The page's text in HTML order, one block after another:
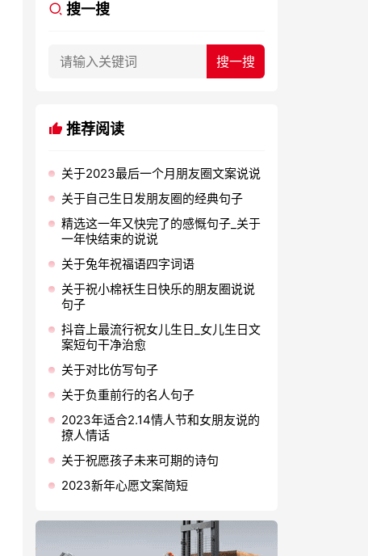
搜一搜
推荐阅读
关于2023最后一个月朋友圈文案说说
关于自己生日发朋友圈的经典句子
精选这一年又快完了的感慨句子_关于
一年快结束的说说
关于兔年祝福语四字词语
关于祝小棉袄生日快乐的朋友圈说说
句子
抖音上最流行祝女儿生日_女儿生日文
案短句干净治愈
关于对比仿写句子
关于负重前行的名人句子
2023年适合2.14情人节和女朋友说的
撩人情话
关于祝愿孩子未来可期的诗句
2023新年心愿文案简短